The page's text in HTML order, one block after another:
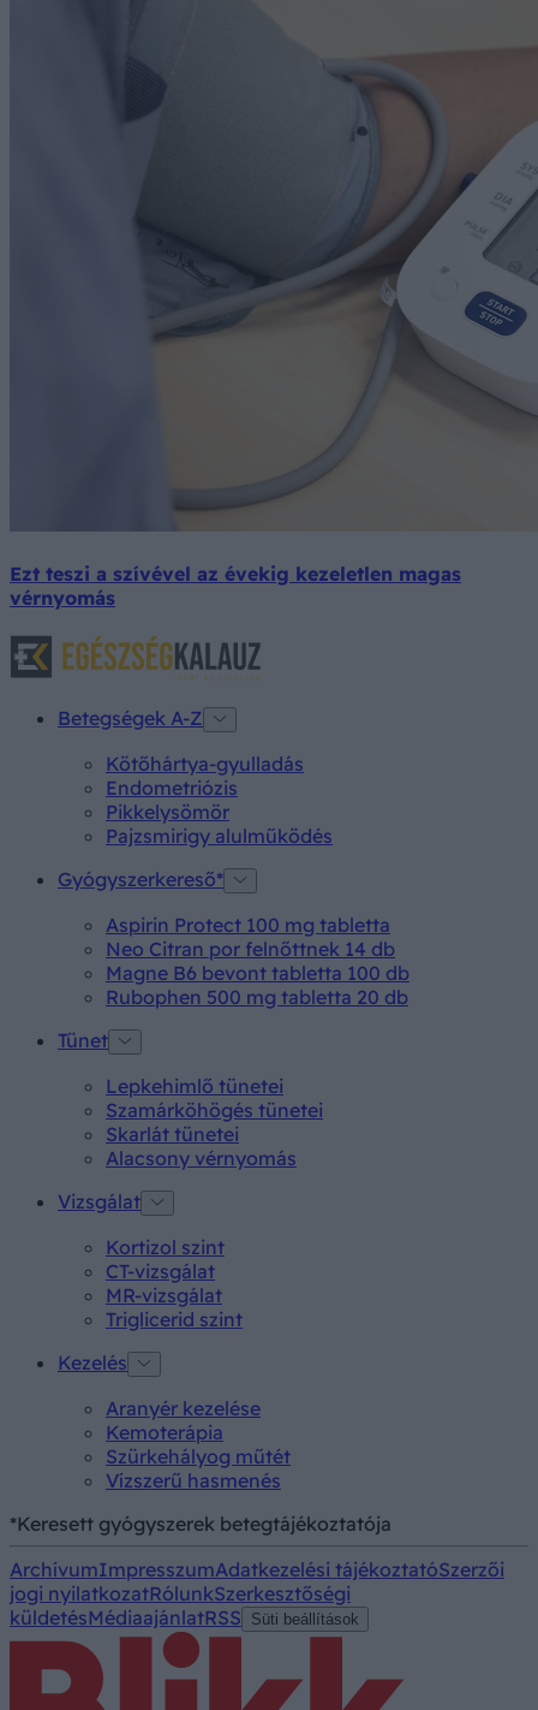
Ezt teszi a szívével az évekig kezeletlen magas
vérnyomás
Betegségek A-Z
Kötőhártya-gyulladás
Endometriózis
Pikkelysömör
Pajzsmirigy alulműködés
Gyógyszerkereső*
Aspirin Protect 100 mg tabletta
Neo Citran por felnőttnek 14 db
Magne B6 bevont tabletta 100 db
Rubophen 500 mg tabletta 20 db
Tünet
Lepkehimlő tünetei
Szamárköhögés tünetei
Skarlát tünetei
Alacsony vérnyomás
Vizsgálat
Kortizol szint
CT-vizsgálat
MR-vizsgálat
Triglicerid szint
Kezelés
Aranyér kezelése
Kemoterápia
Szürkehályog műtét
Vízszerű hasmenés
*Keresett gyógyszerek betegtájékoztatója
ArchívumImpresszumAdatkezelési tájékoztatóSzerzői
jogi nyilatkozatRólunkSzerkesztőségi
küldetésMédiaajánlatRSS Süti beállítások